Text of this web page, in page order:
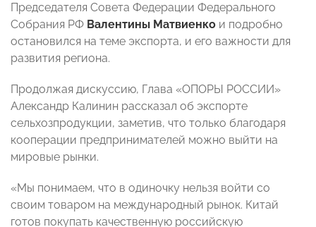
Председателя Совета Федерации Федерального
Собрания РФ Валентины Матвиенко и подробно
остановился на теме экспорта, и его важности для
развития региона.
Продолжая дискуссию, Глава «ОПОРЫ РОССИИ»
Александр Калинин рассказал об экспорте
сельхозпродукции, заметив, что только благодаря
кооперации предпринимателей можно выйти на
мировые рынки.
«Мы понимаем, что в одиночку нельзя войти со
своим товаром на международный рынок. Китай
готов покупать качественную российскую